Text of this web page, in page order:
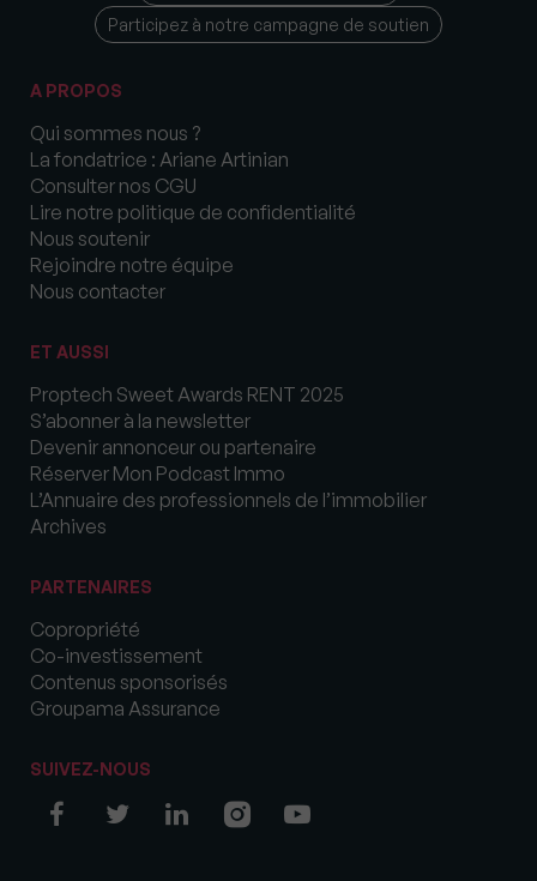
Participez à notre campagne de soutien
A PROPOS
Qui sommes nous ?
La fondatrice : Ariane Artinian
Consulter nos CGU
Lire notre politique de confidentialité
Nous soutenir
Rejoindre notre équipe
Nous contacter
ET AUSSI
Proptech Sweet Awards RENT 2025
S’abonner à la newsletter
Devenir annonceur ou partenaire
Réserver Mon Podcast Immo
L’Annuaire des professionnels de l’immobilier
Archives
PARTENAIRES
Copropriété
Co-investissement
Contenus sponsorisés
Groupama Assurance
SUIVEZ-NOUS